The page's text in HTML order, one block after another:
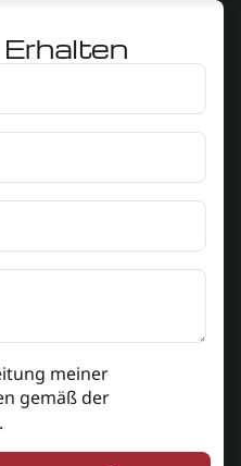
meiner
gemäß der